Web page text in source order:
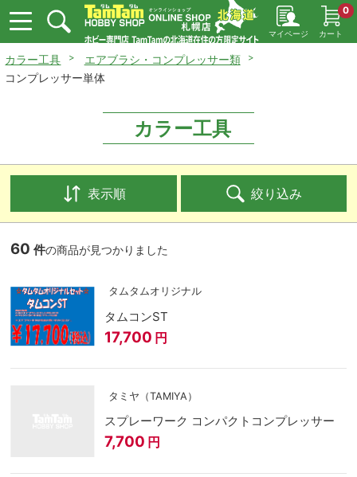
マイページ カート
0
カラー工具
エアブラシ・コンプレッサー類
コンプレッサー単体
カラー工具
表示順 絞り込み
60 件の商品が見つかりました
タムタムオリジナル
タムコンST
17,700 円
タミヤ（TAMIYA）
スプレーワーク コンパクトコンプレッサー
7,700 円